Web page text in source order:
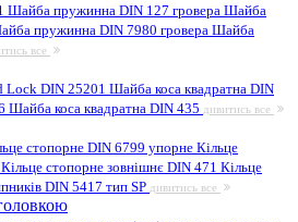
Шайба пружинна DIN 127 гровера Шайба
пружинна DIN 7980 гровера Шайба
все
Lock DIN 25201 Шайба коса квадратна DIN
Шайба коса квадратна DIN 435 дивитись все
стопорне DIN 6799 упорне Кільце
Кільце стопорне зовнішнє DIN 471 Кільце
DIN 5417 тип SP дивитись все